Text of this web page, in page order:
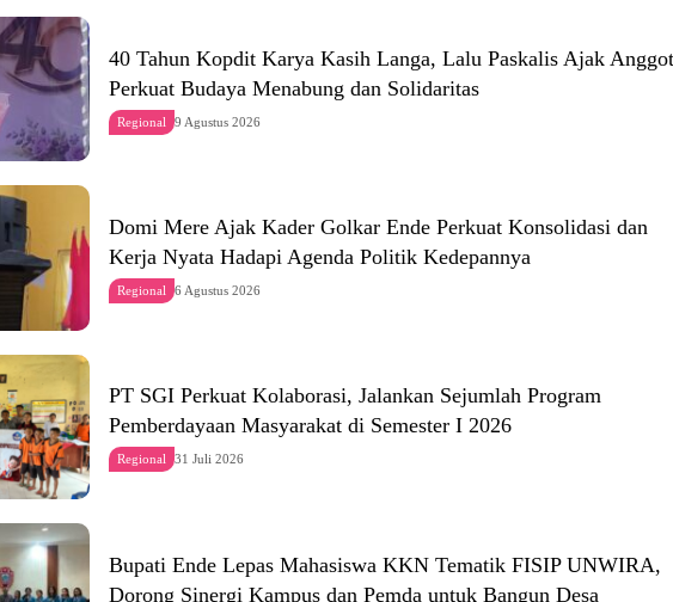
40 Tahun Kopdit Karya Kasih Langa, Lalu Paskalis Ajak
Perkuat Budaya Menabung dan Solidaritas
Regional 9 Agustus 2026
Domi Mere Ajak Kader Golkar Ende Perkuat Konsolidasi dan
Kerja Nyata Hadapi Agenda Politik Kedepannya
Regional 6 Agustus 2026
PT SGI Perkuat Kolaborasi, Jalankan Sejumlah Program
Pemberdayaan Masyarakat di Semester I 2026
Regional 31 Juli 2026
Bupati Ende Lepas Mahasiswa KKN Tematik FISIP UNWIRA,
Dorong Sinergi Kampus dan Pemda untuk Bangun Desa